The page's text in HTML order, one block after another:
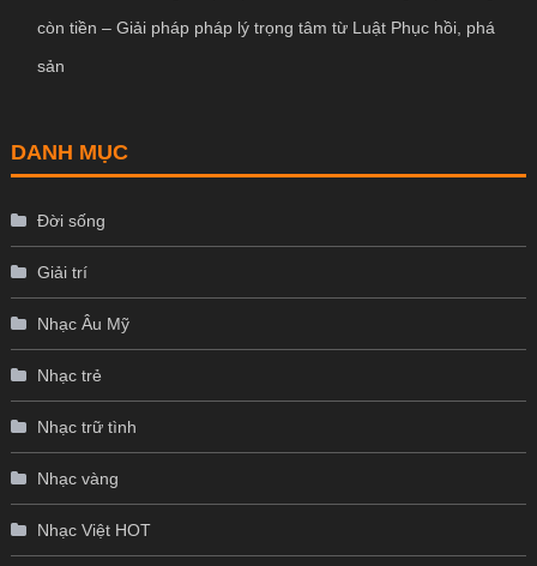
còn tiền – Giải pháp pháp lý trọng tâm từ Luật Phục hồi, phá
sản
DANH MỤC
Đời sống
Giải trí
Nhạc Âu Mỹ
Nhạc trẻ
Nhạc trữ tình
Nhạc vàng
Nhạc Việt HOT